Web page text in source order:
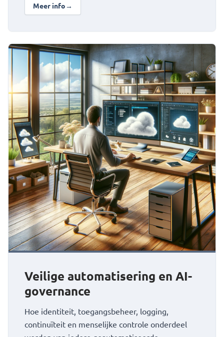
Meer info
over De Rol van AI bij het Verbeteren van
→
Veilige automatisering en AI-
governance
Hoe identiteit, toegangsbeheer, logging,
continuïteit en menselijke controle onderdeel
Bekijk Veilige automatisering en AI-governance